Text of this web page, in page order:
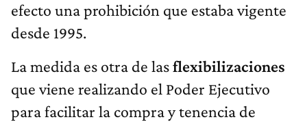
efecto una prohibición que estaba vigente
desde 1995.
La medida es otra de lasflexibilizaciones
que viene realizando el Poder Ejecutivo
para facilitar la compra y tenencia de